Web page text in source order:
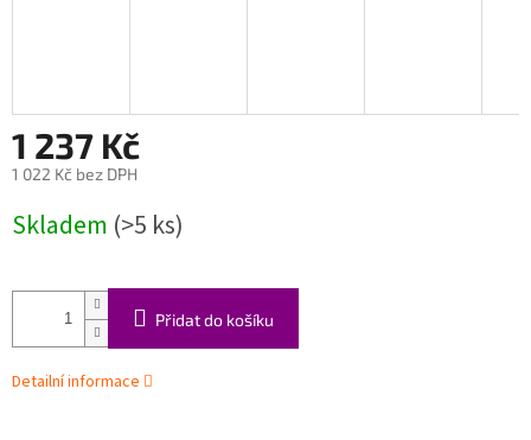
1 237 Kč
1 022 Kč bez DPH
cena:
Skladem (>5 ks)
Přidat do košíku
Detailní informace